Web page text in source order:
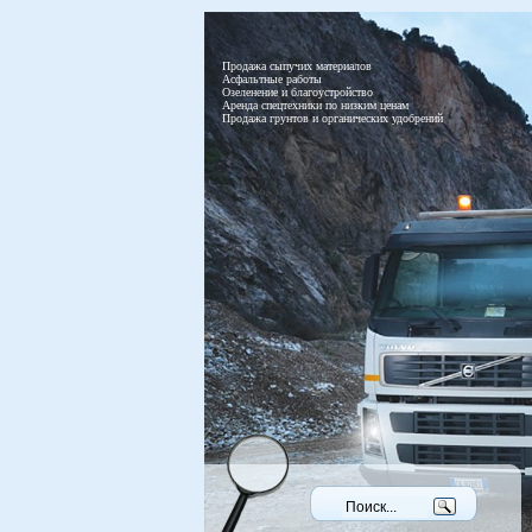
Продажа сыпучих материалов
Асфальтные работы
Озеленение и благоустройство
Аренда спецтехники по низким ценам
Продажа грунтов и органических удобрений